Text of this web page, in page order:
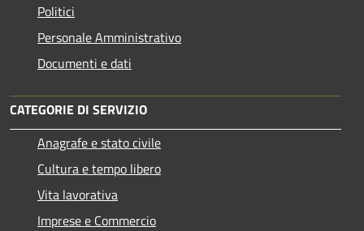
Politici
Personale Amministrativo
Documenti e dati
CATEGORIE DI SERVIZIO
Anagrafe e stato civile
Cultura e tempo libero
Vita lavorativa
Imprese e Commercio